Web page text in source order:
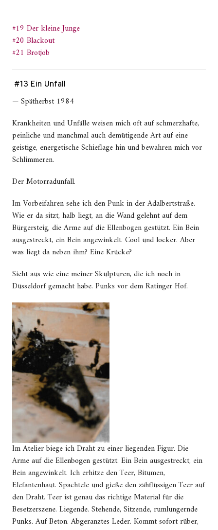
#19 Der kleine Junge
#20 Blackout
#21 Brotjob
#13 Ein Unfall
— Spätherbst 1984
Krankheiten und Unfälle weisen mich oft auf schmerzhafte,
peinliche und manchmal auch demütigende Art auf eine
geistige, energetische Schieflage hin und bewahren mich vor
Schlimmeren.
Der Motorradunfall.
Im Vorbeifahren sehe ich den Punk in der Adalbertstraße.
Wie er da sitzt, halb liegt, an die Wand gelehnt auf dem
Bürgersteig, die Arme auf die Ellenbogen gestützt. Ein Bein
ausgestreckt, ein Bein angewinkelt. Cool und locker. Aber
was liegt da neben ihm? Eine Krücke?
Sieht aus wie eine meiner Skulpturen, die ich noch in
Düsseldorf gemacht habe. Punks vor dem Ratinger Hof.
Im Atelier biege ich Draht zu einer liegenden Figur. Die
Arme auf die Ellenbogen gestützt. Ein Bein ausgestreckt, ein
Bein angewinkelt. Ich erhitze den Teer, Bitumen,
Elefantenhaut. Spachtele und gieße den zähflüssigen Teer auf
den Draht. Teer ist genau das richtige Material für die
Besetzerszene. Liegende. Stehende, Sitzende, rumlungernde
Punks. Auf Beton. Abgeranztes Leder. Kommt sofort rüber,